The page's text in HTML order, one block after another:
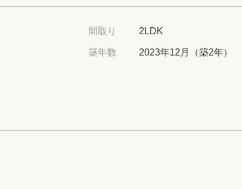
間取り 2LDK
築年数 2023年12月（築2年）